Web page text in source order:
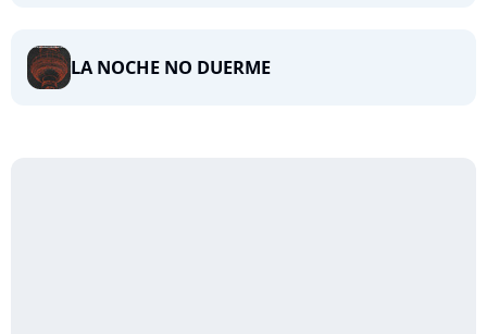
LA NOCHE NO DUERME